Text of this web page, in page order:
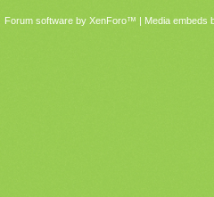
Forum software by XenForo™ | Media embeds